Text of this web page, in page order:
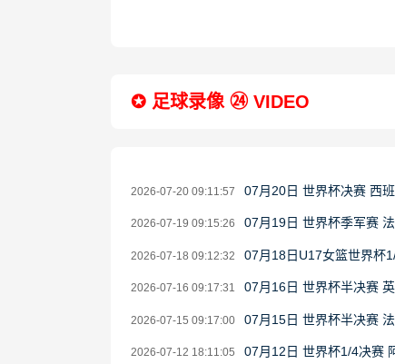
✪ 足球录像 ㉔ VIDEO
2026-07-20 09:11:57 07月20日 世界杯决赛 西
2026-07-19 09:15:26 07月19日 世界杯季军赛
2026-07-18 09:12:32 07月18日U17女篮世界杯
2026-07-16 09:17:31 07月16日 世界杯半决赛
2026-07-15 09:17:00 07月15日 世界杯半决赛
2026-07-12 18:11:05 07月12日 世界杯1/4决赛